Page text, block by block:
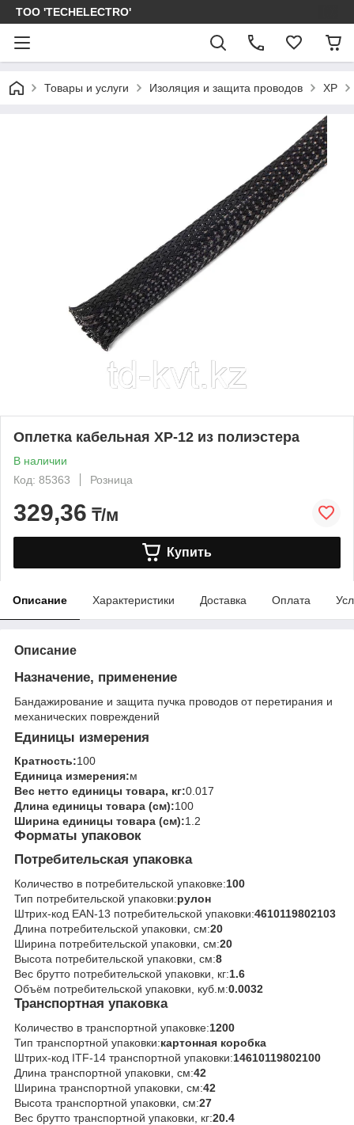
ТОО 'TECHELECTRO'
Товары и услуги Изоляция и защита проводов XP
Оплетка кабельная XP-12 из полиэстера
В наличии
Код: 85363
Розница
329,36 ₸/м
Купить
Описание Характеристики Доставка Оплата
Описание
Назначение, применение
Бандажирование и защита пучка проводов от перетирания и
механических повреждений
Единицы измерения
Кратность:100
Единица измерения:м
Вес нетто единицы товара, кг:0.017
Длина единицы товара (см):100
Ширина единицы товара (см):1.2
Форматы упаковок
Потребительская упаковка
Количество в потребительской упаковке:100
Тип потребительской упаковки:рулон
Штрих-код EAN-13 потребительской упаковки:4610119802103
Длина потребительской упаковки, см:20
Ширина потребительской упаковки, см:20
Высота потребительской упаковки, см:8
Вес брутто потребительской упаковки, кг:1.6
Объём потребительской упаковки, куб.м:0.0032
Транспортная упаковка
Количество в транспортной упаковке:1200
Тип транспортной упаковки:картонная коробка
Штрих-код ITF-14 транспортной упаковки:14610119802100
Длина транспортной упаковки, см:42
Ширина транспортной упаковки, см:42
Высота транспортной упаковки, см:27
Вес брутто транспортной упаковки, кг:20.4